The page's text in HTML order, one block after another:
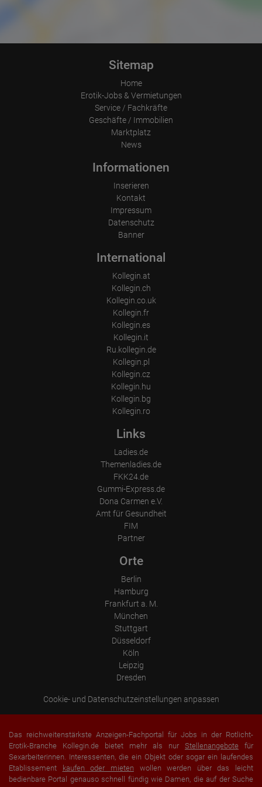
Welche Dateien wurden heruntergeladen?
Welche Videos angeschaut?
Wohin ging der Besucher? Klickte er auf weitere Seiten des
Portals oder hat er sie komplett verlassen?
Wie lange blieb der Besucher?
Sitemap
Home
Erotik-Jobs & Vermietungen
Service / Fachkräfte
Geschäfte / Immobilien
Marktplatz
News
Informationen
Inserieren
Kontakt
Impressum
Datenschutz
Banner
International
Kollegin.at
Kollegin.ch
Kollegin.co.uk
Kollegin.fr
Kollegin.es
Kollegin.it
Ru.kollegin.de
Kollegin.pl
Kollegin.cz
Kollegin.hu
Kollegin.bg
Kollegin.ro
Links
Ladies.de
Themenladies.de
FKK24.de
Gummi-Express.de
Dona Carmen e.V.
Amt für Gesundheit
FIM
Partner
Orte
Berlin
Hamburg
Frankfurt a. M.
München
Stuttgart
Düsseldorf
Köln
Leipzig
Dresden
Cookie- und Datenschutzeinstellungen anpassen
Das reichweitenstärkste Anzeigen-Fachportal für Jobs in der Rotlicht-
Erotik-Branche Kollegin.de bietet mehr als nur Stellenangebote für
Sexarbeiterinnen. Interessenten, die ein Objekt oder sogar ein laufendes
Etablissement
kaufen oder mieten wollen werden über das leicht
bedienbare Portal genauso schnell fündig wie Damen, die auf der Suche